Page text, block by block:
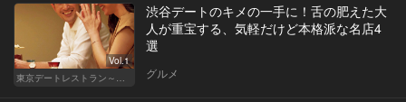
Vol.1
渋谷デートのキメの一手に！舌の肥えた大
人が重宝する、気軽だけど本格派な名店4
選
グルメ